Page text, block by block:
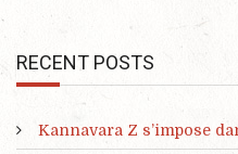
RECENT POSTS
Kannavara Z s’impose